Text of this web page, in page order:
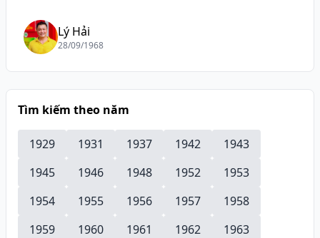
Lý Hải
28/09/1968
Tìm kiếm theo năm
1929 1931 1937 1942
1943
1945
1946 1948 1952
1953
1954
1955 1956 1957
1958
1959
1960 1961 1962
1963